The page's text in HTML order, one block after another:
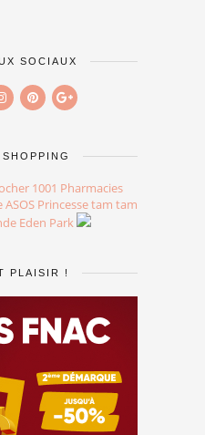
SOCIAUX
1001 Pharmacies
ASOS Princesse tam tam
Eden Park
PLAISIR !